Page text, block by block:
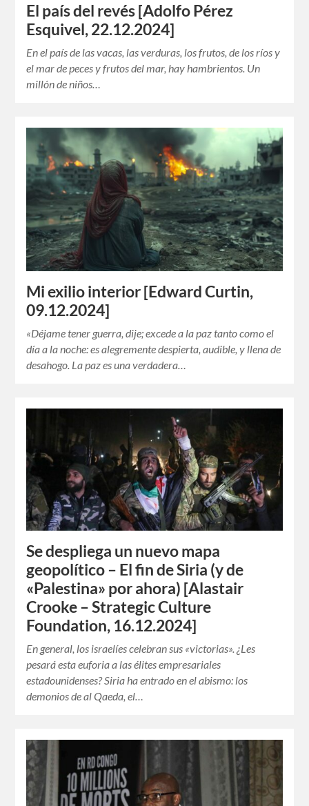
El país del revés [Adolfo Pérez
Esquivel, 22.12.2024]
En el país de las vacas, las verduras, los frutos, de los ríos y
el mar de peces y frutos del mar, hay hambrientos. Un
millón de niños…
Mi exilio interior [Edward Curtin,
09.12.2024]
«Déjame tener guerra, dije; excede a la paz tanto como el
día a la noche: es alegremente despierta, audible, y llena de
desahogo. La paz es una verdadera…
Se despliega un nuevo mapa
geopolítico – El fin de Siria (y de
«Palestina» por ahora) [Alastair
Crooke – Strategic Culture
Foundation, 16.12.2024]
En general, los israelíes celebran sus «victorias». ¿Les
pesará esta euforia a las élites empresariales
estadounidenses? Siria ha entrado en el abismo: los
demonios de al Qaeda, el…